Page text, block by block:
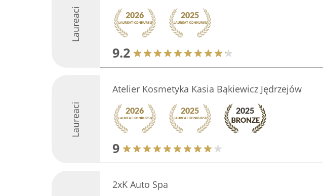
Laureaci
9.2
Laureaci
Atelier Kosmetyka Kasia Bąkiewicz Jędrzejów
9
2xK Auto Spa